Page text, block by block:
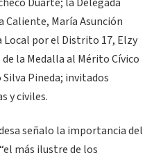
Caliente, María Asunción
por el Distrito 17, Elzy
la Medalla al Mérito Cívico
Silva Pineda; invitados
y civiles.
señalo la importancia del
más ilustre de los